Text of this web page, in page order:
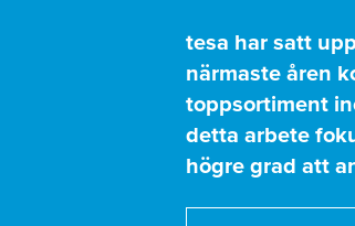
tesa har satt
närmaste åren
toppsortiment
detta arbete
högre grad att